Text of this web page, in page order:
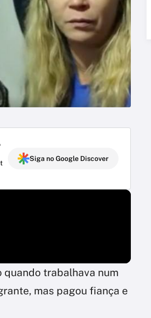
Siga no Google Discover
trabalhava num
mas pagou fiança e